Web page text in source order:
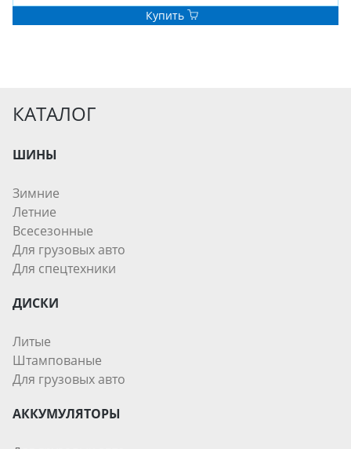
Купить
КАТАЛОГ
ШИНЫ
Зимние
Летние
Всесезонные
Для грузовых авто
Для спецтехники
ДИСКИ
Литые
Штампованые
Для грузовых авто
АККУМУЛЯТОРЫ